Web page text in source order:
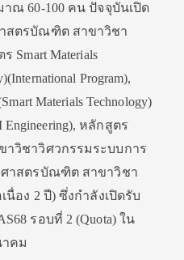
ณ 60-100 คน ปัจจุบันเปิด
สตรบัณฑิต สาขาวิชา
Smart Materials
Program),
Materials Technology)
Engineering), หลักสูตร
วิชาวิศวกรรมระบบการ
าสตรบัณฑิต สาขาวิชา
อง 2 ปี) ซึ่งกำลังเปิดรับ
รอบที่ 2 (Quota) ใน
คม